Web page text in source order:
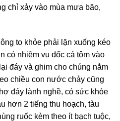
chỉ xảy vào mùa mưa bão,
to khỏe phải lặn xuống kéo
có nhiệm vụ dốc cá tôm vào
đáy và ghim cho chúng nằm
chiều con nước chảy cũng
đáy lành nghề, có sức khỏe
hơn 2 tiếng thu hoạch, tàu
ruốc kèm theo ít bạch tuộc,